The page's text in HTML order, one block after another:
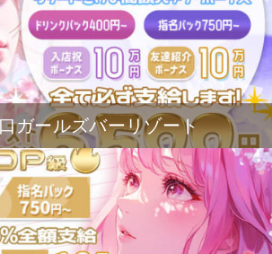
ガールズバーリゾート